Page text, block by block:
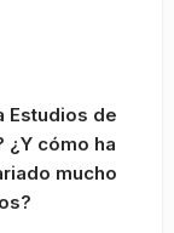
Estudios de
¿Y cómo ha
mucho